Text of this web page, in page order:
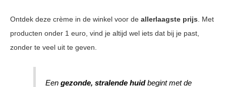
Ontdek deze crème in de winkel voor de allerlaagste prijs . Met
producten onder 1 euro, vind je altijd wel iets dat bij je past,
zonder te veel uit te geven.
Een gezonde, stralende huidbegint met de